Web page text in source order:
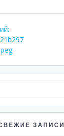
запись:
ЗАПИСИ